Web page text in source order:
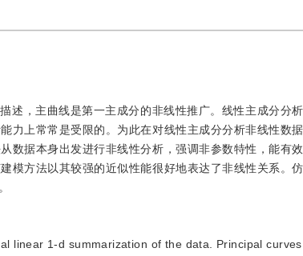
述，主曲线是第一主成分的非线性推广。线性主成分分
力上常常是受限的。为此在对线性主成分分析非线性数
数据本身出发进行非线性分析，强调非参数特性，能有
模方法以其较强的近似性能很好地表达了非线性关系。
linear 1-d summarization of the data. Principal